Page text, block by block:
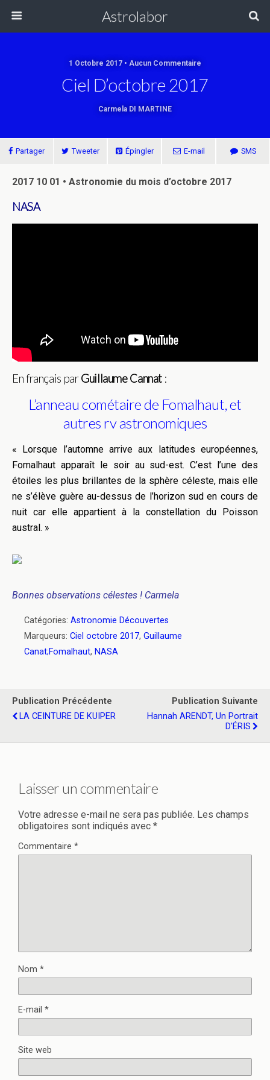
Astrolabor
1 Octobre 2017 • Aucun Commentaire
Ciel D’octobre 2017
Carmela DI MARTINE
Partager Tweeter Épingler E-mail SMS
2017 10 01 • Astronomie du mois d’octobre 2017
NASA
En français parGuillaume Cannat :
L’anneau cométaire de Fomalhaut, et
autres rv astronomiques
« Lorsque l’automne arrive aux latitudes européennes,
Fomalhaut apparaît le soir au sud-est. C’est l’une des
étoiles les plus brillantes de la sphère céleste, mais elle
ne s’élève guère au-dessus de l’horizon sud en cours de
nuit car elle appartient à la constellation du Poisson
austral. »
Bonnes observations célestes ! Carmela
Catégories: Astronomie Découvertes
Marqueurs: Ciel octobre 2017, Guillaume
Canat;Fomalhaut, NASA
Publication Précédente
LA CEINTURE DE KUIPER
Publication Suivante
Hannah ARENDT, Un Portrait
D'ÉRIS
Laisser un commentaire
Votre adresse e-mail ne sera pas publiée. Les champs
obligatoires sont indiqués avec *
Commentaire *
Nom *
E-mail *
Site web